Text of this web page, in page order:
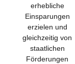
erhebliche
Einsparungen
erzielen und
gleichzeitig von
staatlichen
Förderungen